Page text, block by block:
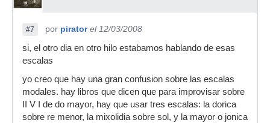
#7 por pirator el 12/03/2008
si, el otro dia en otro hilo estabamos hablando de esas
escalas
yo creo que hay una gran confusion sobre las escalas
modales. hay libros que dicen que para improvisar sobre
II V I de do mayor, hay que usar tres escalas: la dorica
sobre re menor, la mixolidia sobre sol, y la mayor o jonica